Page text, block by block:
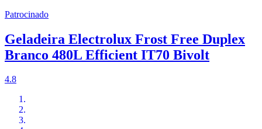
Patrocinado
Geladeira Electrolux Frost Free Duplex
Branco 480L Efficient IT70 Bivolt
4.8